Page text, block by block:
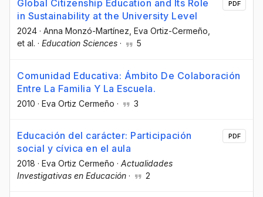
Global Citizenship Education and Its Role
in Sustainability at the University Level
2024 · Anna Monzó-Martínez , Eva Ortiz-Cermeño
et al. · Education Sciences · 5
PDF
Comunidad Educativa: Ámbito De Colaboración
Entre La Familia Y La Escuela.
2010 · Eva Ortiz Cermeño · 3
Educación del carácter: Participación
social y cívica en el aula
2018 · Eva Ortiz Cermeño · Actualidades
Investigativas en Educación · 2
PDF